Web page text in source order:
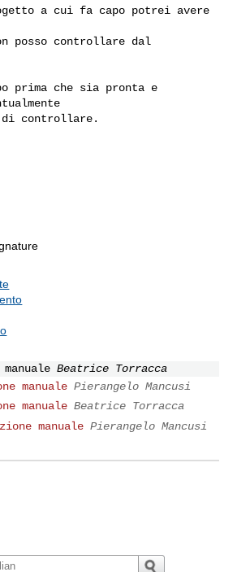
a cui fa capo potrei avere
posso controllare dal
prima che sia pronta e
controllare.
Beatrice Torracca
manuale Pierangelo Mancusi
manuale Beatrice Torracca
manuale Pierangelo Mancusi